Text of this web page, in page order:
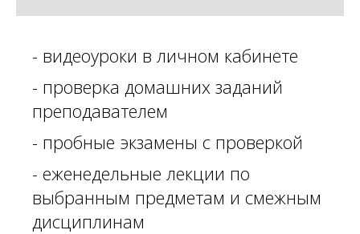
- видеоуроки в личном кабинете
- проверка домашних заданий
преподавателем
- пробные экзамены с проверкой
- еженедельные лекции по
выбранным предметам и смежным
дисциплинам